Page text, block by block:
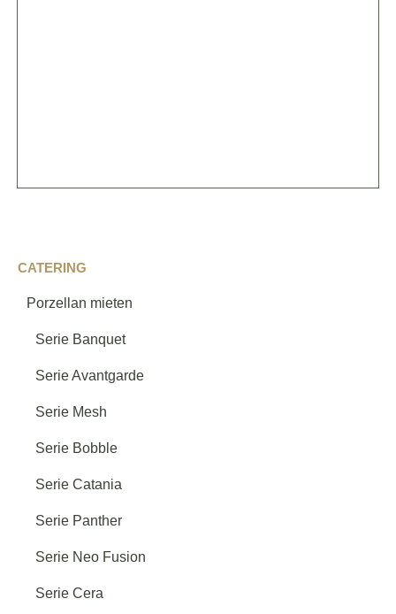
Gläser
Verschiedene Gläser
Serie Vina
CATERING
Porzellan mieten
Serie Banquet
Serie Avantgarde
Serie Mesh
Serie Bobble
Serie Catania
Serie Panther
Serie Neo Fusion
Serie Cera